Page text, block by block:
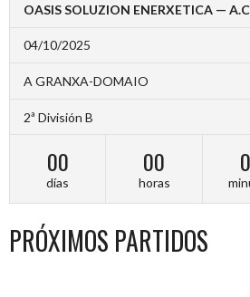
OASIS SOLUZION ENERXETICA —
04/10/2025
A GRANXA-DOMAIO
2ª División B
00
días
00
horas
PRÓXIMOS PARTIDOS